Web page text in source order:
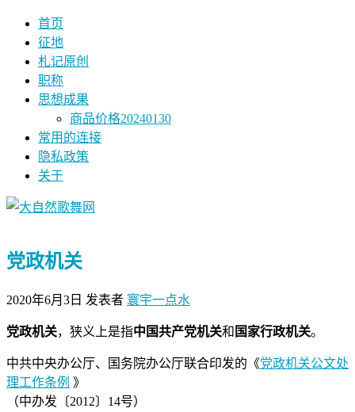
首页
征地
札记原创
职称
思想成果
商品价格20240130
常用的连接
隐私政策
关于
党政机关
2020年6月3日 发表者 寰宇一点水
党政机关，狭义上是指中国共产党机关和 国家行政机关。
中共中央办公厅、国务院办公厅联合印发的《党政机关公文处
理工作条例 》
（中办发〔2012〕14号）